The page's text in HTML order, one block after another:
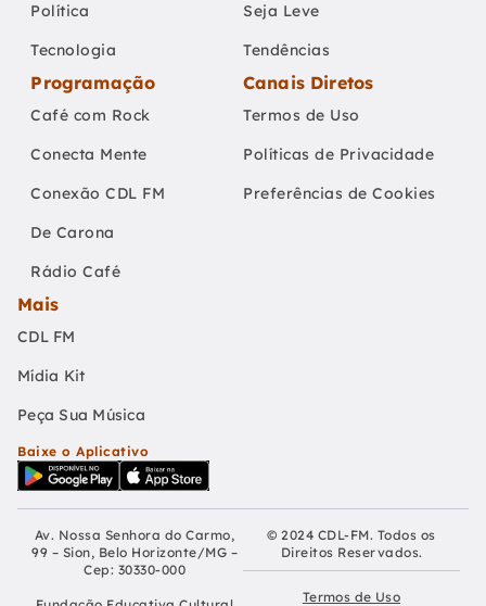
Política
Tecnologia
Seja Leve
Tendências
Programação
Café com Rock
Conecta Mente
Conexão CDL FM
De Carona
Rádio Café
Canais Diretos
Termos de Uso
Políticas de Privacidade
Preferências de Cookies
Mais
CDL FM
Mídia Kit
Peça Sua Música
Baixe o Aplicativo
Av. Nossa Senhora do Carmo,
99 – Sion, Belo Horizonte/MG –
Cep: 30330-000
© 2024 CDL-FM. Todos os
Direitos Reservados.
Termos de Uso